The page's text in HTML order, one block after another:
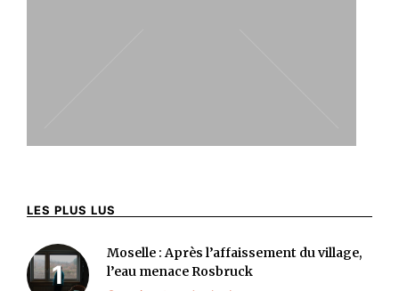
LES PLUS LUS
Moselle : Après l’affaissement du village,
l’eau menace Rosbruck